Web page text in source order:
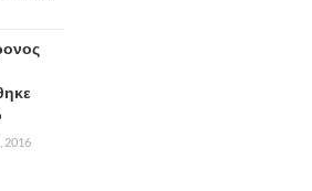
2016